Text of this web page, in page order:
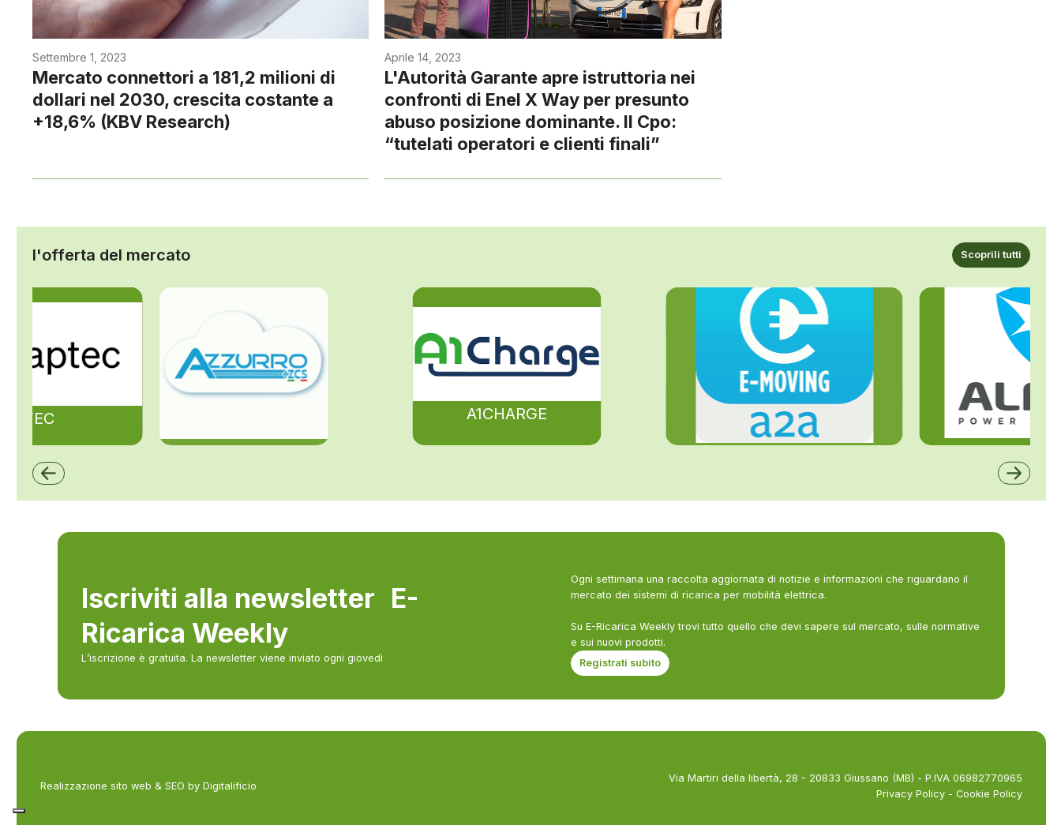
Settembre 1, 2023
Mercato connettori a 181,2 milioni di
dollari nel 2030, crescita costante a
+18,6% (KBV Research)
Aprile 14, 2023
L'Autorità Garante apre istruttoria nei
confronti di Enel X Way per presunto
abuso posizione dominante. Il Cpo:
“tutelati operatori e clienti finali”
l'offerta del mercato Scoprili tutti
A1CHARGE
ZCS Azzurro
Iscriviti alla newsletter E-
Ricarica Weekly
L’iscrizione è gratuita. La newsletter viene inviato ogni giovedì
Ogni settimana una raccolta aggiornata di notizie e informazioni che riguardano il
mercato dei sistemi di ricarica per mobilità elettrica.
Su E-Ricarica Weekly trovi tutto quello che devi sapere sul mercato, sulle normative
e sui nuovi prodotti.
Registrati subito
Realizzazione sito web & SEO by Digitalificio
Via Martiri della libertà, 28 - 20833 Giussano (MB) - P.IVA 06982770965
Privacy Policy - Cookie Policy